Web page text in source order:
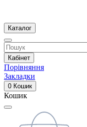
Каталог
Кабінет
Порівняння
Закладки
0 Кошик
Кошик